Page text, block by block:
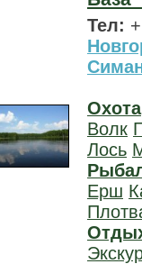
Тел:
Охота
Волк
Лось
Ерш